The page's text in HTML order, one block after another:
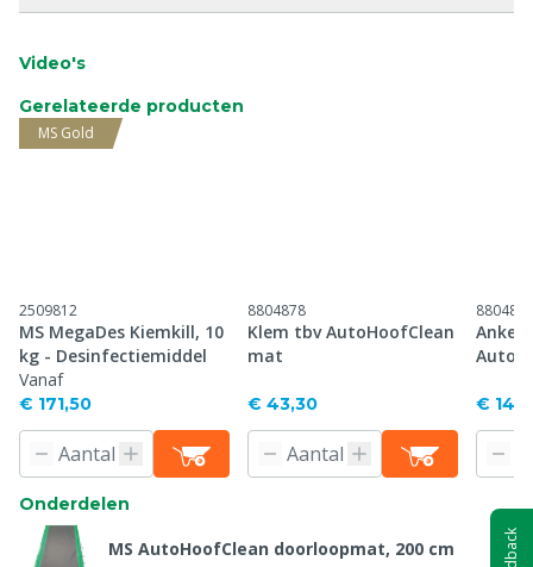
Video's
Gerelateerde producten
MS Gold
2509812
MS MegaDes Kiemkill, 10
kg - Desinfectiemiddel
Vanaf
€ 171,50
8804878
Klem tbv AutoHoofClean
mat
€ 43,30
8804879
Anker
€
Onderdelen
MS AutoHoofClean doorloopmat, 200 cm